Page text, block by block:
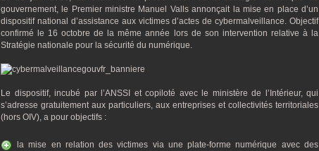
gouvernement, le Premier ministre Manuel Valls annonçait la mise en place d’un
dispositif national d’assistance aux victimes d’actes de cybermalveillance. Objectif
confirmé le 16 octobre de la même année lors de son intervention relative à la
Stratégie nationale pour la sécurité du numérique.
Le dispositif, incubé par l’ANSSI et copiloté avec le ministère de l’Intérieur, qui
s’adresse gratuitement aux particuliers, aux entreprises et collectivités territoriales
(hors OIV), a pour objectifs :
la mise en relation des victimes via une plate-forme numérique avec des